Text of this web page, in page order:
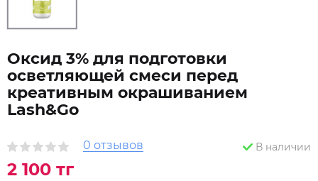
0 отзывов В наличии
Оксид 3% для подготовки
осветляющей смеси перед
креативным окрашиванием
Lash&Go
2 100 тг